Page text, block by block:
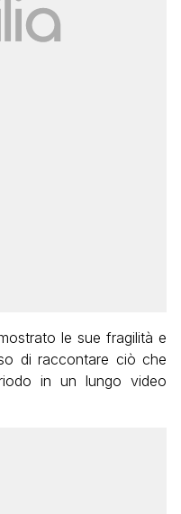
le sue fragilità e
di raccontare ciò che
in un lungo video